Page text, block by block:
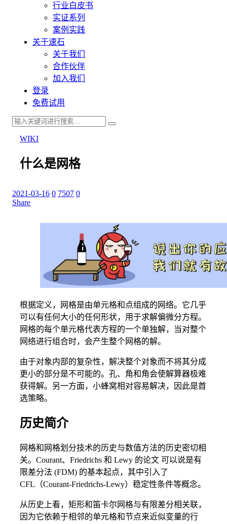
行业白皮书
实证系列
案例实践
关于速石
关于我们
合作伙伴
加入我们
登录
免费试用
WIKI
什么是网格
2021-03-16 0 7507 0
Share
根据定义，网格是由单元格和点组成的网络。它几乎
可以有任何大小的任何形状，用于求解偏微分方程。
网格的每个单元格代表方程的一个单独解，当对整个
网络进行组合时，会产生整个网格的解。
由于对象内部的复杂性，解决整个对象而不将其分成
更小的部分是不可能的。孔、角和角会使解算器极难
获得解。另一方面，小蜂窝相对容易解决，因此是首
选策略。
历史简介
网格和网格划分技术的历史与数值方法的历史密切相
关。Courant、Friedrichs 和 Lewy 的论文 可以说是有
限差分法 (FDM) 的基本起点，其中引入了
CFL（Courant-Friedrichs-Lewy）稳定性条件等概念。
从历史上看，矩形和笛卡尔网格与有限差分相关联，
因为它依赖于相邻的单元格和节点来近似变量的行